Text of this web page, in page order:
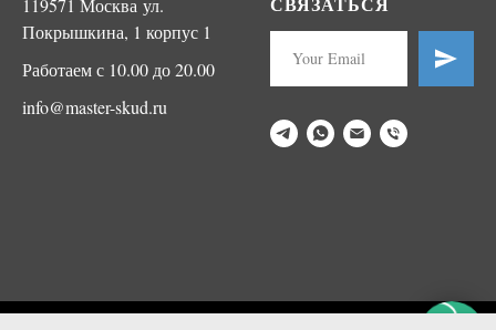
Покрышкина, 1 корпус 1
Работаем с 10.00 до 20.00
info@master-skud.ru